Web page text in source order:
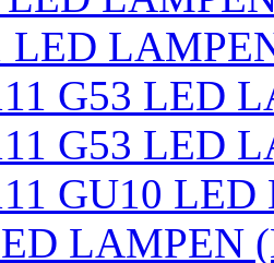
LED
G53 LED
G53 LED
GU10
LAMPEN